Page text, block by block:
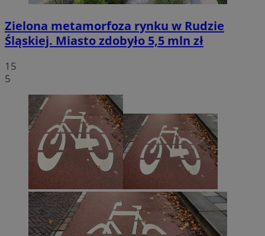
Zielona metamorfoza rynku w Rudzie
Śląskiej. Miasto zdobyło 5,5 mln zł
15
5